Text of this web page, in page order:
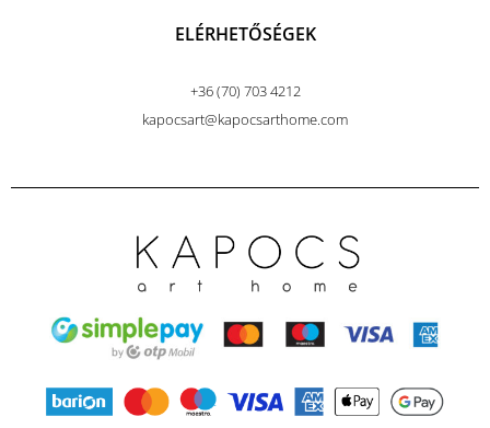
ELÉRHETŐSÉGEK
+36 (70) 703 4212
kapocsart@kapocsarthome.com